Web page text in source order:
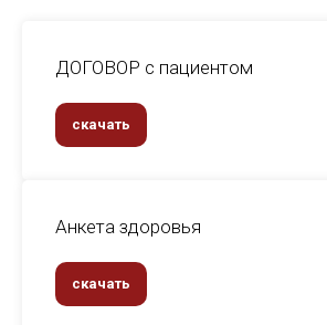
ДОГОВОР с пациентом
скачать
Анкета здоровья
скачать